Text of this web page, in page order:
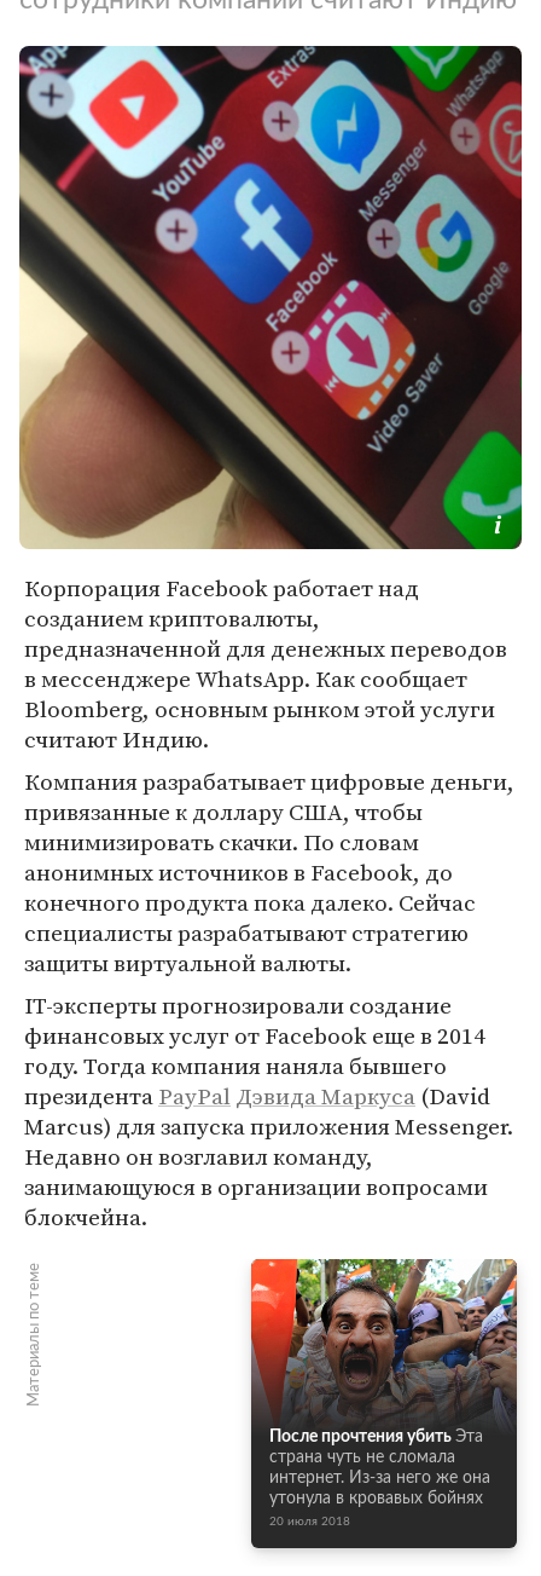
Корпорация Facebook работает над
созданием криптовалюты,
предназначенной для денежных переводов
в мессенджере WhatsApp. Как сообщает
Bloomberg, основным рынком этой услуги
считают Индию.
Компания разрабатывает цифровые деньги,
привязанные к доллару США, чтобы
минимизировать скачки. По словам
анонимных источников в Facebook, до
конечного продукта пока далеко. Сейчас
специалисты разрабатывают стратегию
защиты виртуальной валюты.
IT-эксперты прогнозировали создание
финансовых услуг от Facebook еще в 2014
году. Тогда компания наняла бывшего
президентаPayPalДэвида Маркуса (David
Marcus) для запуска приложения Messenger.
Недавно он возглавил команду,
занимающуюся в организации вопросами
блокчейна.
Материалы по теме
После прочтения убить Эта
страна чуть не сломала
интернет. Из-за него же она
утонула в кровавых бойнях
20 июля 2018